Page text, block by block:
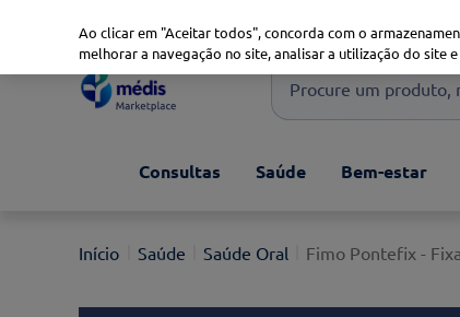
Procure um produto,
1º xiaomi
3 now
Consultas Saúde Bem-estar
Saúde Saúde Oral Fimo Pontefix -
Ao clicar em "Aceitar todos", concorda com o
melhorar a navegação no site, analisar a utilização do site